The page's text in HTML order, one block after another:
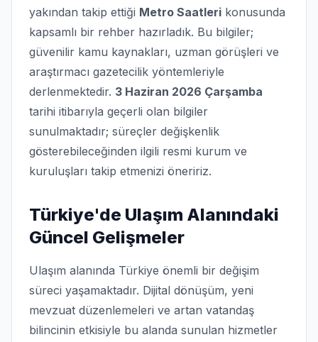
yakından takip ettiği Metro Saatleri konusunda
kapsamlı bir rehber hazırladık. Bu bilgiler;
güvenilir kamu kaynakları, uzman görüşleri ve
araştırmacı gazetecilik yöntemleriyle
derlenmektedir. 3 Haziran 2026 Çarşamba
tarihi itibarıyla geçerli olan bilgiler
sunulmaktadır; süreçler değişkenlik
gösterebileceğinden ilgili resmi kurum ve
kuruluşları takip etmenizi öneririz.
Türkiye'de Ulaşım Alanındaki
Güncel Gelişmeler
Ulaşım alanında Türkiye önemli bir değişim
süreci yaşamaktadır. Dijital dönüşüm, yeni
mevzuat düzenlemeleri ve artan vatandaş
bilincinin etkisiyle bu alanda sunulan hizmetler